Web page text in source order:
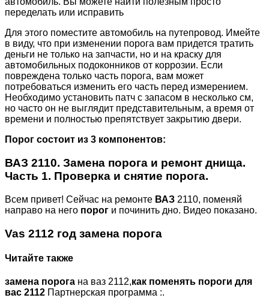
переделать или исправить
Для этого поместите автомобиль на путепровод. Имейте
в виду, что при изменении порога вам придется тратить
деньги не только на запчасти, но и на краску для
автомобильных подоконников от коррозии. Если
повреждена только часть порога, вам может
потребоваться изменить его часть перед измерением.
Необходимо установить патч с запасом в несколько см,
но часто он не выглядит представительным, а время от
времени и полностью препятствует закрытию двери.
Порог состоит из 3 компонентов:
ВАЗ 2110. Замена порога и ремонт днища.
Часть 1. Проверка и снятие порога.
Всем привет! Сейчас на ремонте ВАЗ 2110, поменяй
направо на него порог и починить дно. Видео показано.
Vas 2112 год замена порога
Читайте также
замена порога на ваз 2112,как поменять пороги для
вас 2112 Партнерская программа :.